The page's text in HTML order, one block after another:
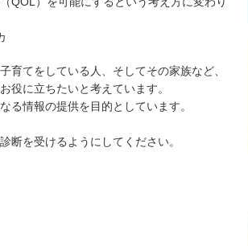
育てをしている人、そしてその家族など、
役に立ちたいと考えています。
る情報の提供を目的としています。
断を受けるようにしてください。